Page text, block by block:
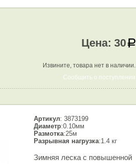
Цена: 30
Извините, товара нет в наличии.
Сообщить о поступлении
Артикул: 3873199
Диаметр:0.10мм
Размотка:25м
Разрывная нагрузка:1.4 кг
Зимняя леска с повышенной